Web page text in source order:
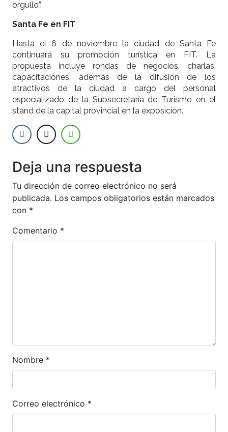
orgullo”.
Santa Fe en FIT
Hasta el 6 de noviembre la ciudad de Santa Fe
continuará su promoción turística en FIT. La
propuesta incluye rondas de negocios, charlas,
capacitaciones, además de la difusión de los
atractivos de la ciudad a cargo del personal
especializado de la Subsecretaría de Turismo en el
stand de la capital provincial en la exposición.
Deja una respuesta
Tu dirección de correo electrónico no será
publicada. Los campos obligatorios están marcados
con *
Comentario *
Nombre *
Correo electrónico *